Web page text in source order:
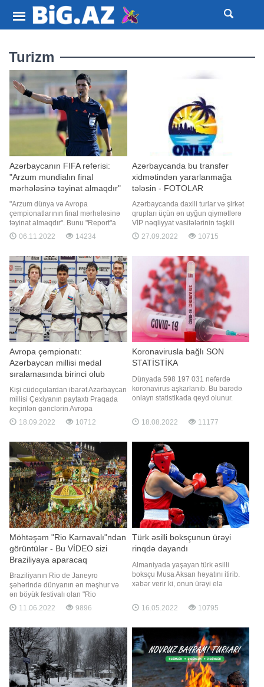
Turizm
Azərbaycanın FIFA referisi:
"Arzum mundialın final
mərhələsinə təyinat almaqdır"
"Arzum dünya və Avropa
çempionatlarının final mərhələsinə
təyinat almaqdır". Bunu "Report"a
müsahibəsində Azərbaycanın FIFA
referisi Əliyar Ağayev deyib. 35 yaşlı
birlikdə hakimlərin də istədiyini
bildirib: "Amma çalışmaq lazımdır.
Çalışmada
06.11.2022 14234
Azərbaycanda bu transfer
xidmətindən yararlanmağa
tələsin - FOTOLAR
Azərbaycanda daxili turlar və şirkət
qrupları üçün ən uyğun qiymətlərə
VİP nəqliyyat vasitələrinin təşkili
xidməti ("rent a car", avtomobili
sifarisi, hər dildə danisa bilən sürücü
450 711-00-01 (yalnız transfer) .
İnstagram: . ترتيب سيارات VIP بأنسب
الأسعا
27.09.2022 10715
Avropa çempionatı:
Azərbaycan millisi medal
sıralamasında birinci olub
Kişi cüdoçulardan ibarət Azərbaycan
millisi Çexiyanın paytaxtı Praqada
keçirilən gənclərin Avropa
çempionatında medal sıralamasında
birinci olub. "Report"un məlumatına
gümüş və 1 bürünc medalla başa
vurub. Vüsal Qələndərzadə (73 kq),
Elcan Hacıyev (81 kq) v
18.09.2022 10712
Koronavirusla bağlı SON
STATİSTİKA
Dünyada 598 197 031 nəfərdə
koronavirus aşkarlanıb. Bu barədə
onlayn statistikada qeyd olunur.
188 998 nəfər sağalıb. Virusa
yoluxma sayına görə ilk beşlikdə
Hindistan (44 298 864 nəfər),
Fransa (34 276 081 nəfər), Braziliya
(34 22
18.08.2022 11177
Möhtəşəm "Rio Karnavalı"ndan
görüntülər - Bu VİDEO sizi
Braziliyaya aparacaq
Braziliyanın Rio de Janeyro
şəhərində dünyanın ən məşhur və
ən böyük festivalı olan "Rio
Karnavalı" keçirilib. -ın məlumatına
görə, xristianlıqda orucluqdan əvvəl
zamanı samba məktəbləri və
milyonlarla insan iştirak edir.
Təşkilatçılar hər dəfə fərqli konseptlə
11.06.2022 9896
Türk əsilli boksçunun ürəyi
rinqdə dayandı
Almaniyada yaşayan türk əsilli
boksçu Musa Aksan həyatını itirib.
xəbər verir ki, onun ürəyi elə
raundunda qəflətən halı pisləşən
idmançı xəstəxanaya çatdırılsa o
dayanmasını qeyd ediblər
16.05.2022 10795